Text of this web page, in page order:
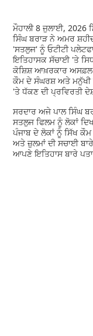
ਮੌਹਾਲੀ 8 ਜੁਲਾਈ, 2026
ਸਿੰਘ ਬਰਾੜ ਨੇ ਅਮਰ
'ਸਤਲੁਜ' ਨੂੰ ਓਟੀਟੀ
ਇਤਿਹਾਸਕ ਸੱਚਾਈ 'ਤੇ
ਕੋਸ਼ਿਸ਼ ਆਖ਼ਰਕਾਰ ਅਸਫ਼ਲ
ਕੌਮ ਦੇ ਸੰਘਰਸ਼ ਅਤੇ ਮਨੁੱਖੀ
'ਤੇ ਧੱਕਣ ਦੀ ਪ੍ਰਵਿਰਤੀ
ਸਰਦਾਰ ਅਜੇ ਪਾਲ ਸਿੰਘ
ਸਤਲੁਜ ਫਿਲਮ ਨੂੰ ਲੋਕਾਂ
ਪੰਜਾਬ ਦੇ ਲੋਕਾਂ ਨੂੰ ਸਿੱਖ
ਅਤੇ ਜ਼ੁਲਮਾਂ ਦੀ ਸਚਾਈ
ਆਪਣੇ ਇਤਿਹਾਸ ਬਾਰੇ